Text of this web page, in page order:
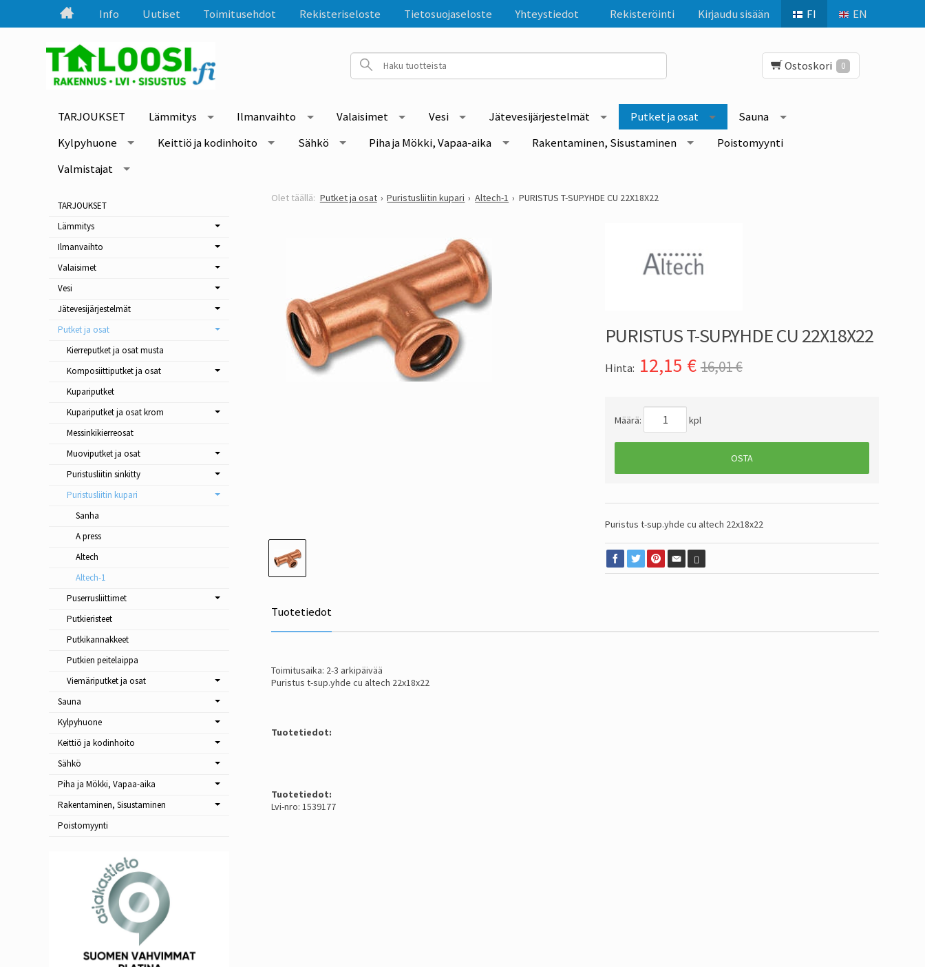
FI EN
Rekisteröinti Kirjaudu sisään
Info Uutiset Toimitusehdot Rekisteriseloste Tietosuojaseloste Yhteystiedot
Ostoskori 0
TARJOUKSET Lämmitys Ilmanvaihto Valaisimet Vesi Jätevesijärjestelmät Putket ja osat
Sauna
Kylpyhuone
Keittiö ja kodinhoito Sähkö Piha ja Mökki, Vapaa-aika Rakentaminen, Sisustaminen
Poistomyynti
Valmistajat
Putket ja osat Puristusliitin kupari Altech-1 PURISTUS T-SUP.YHDE CU 22X18X22
PURISTUS T-SUP.YHDE CU 22X18X22
Hinta: 12,15 € 16,01 €
Määrä: kpl
OSTA
Puristus t-sup.yhde cu altech 22x18x22
Tuotetiedot
Toimitusaika: 2-3 arkipäivää
Puristus t-sup.yhde cu altech 22x18x22
Tuotetiedot:
Tuotetiedot:
Lvi-nro: 1539177
TARJOUKSET
Lämmitys
Ilmanvaihto
Valaisimet
Vesi
Jätevesijärjestelmät
Putket ja osat
Kierreputket ja osat musta
Komposiittiputket ja osat
Kupariputket
Kupariputket ja osat krom
Messinkikierreosat
Muoviputket ja osat
Puristusliitin sinkitty
Puristusliitin kupari
Sanha
A press
Altech
Altech-1
Puserrusliittimet
Putkieristeet
Putkikannakkeet
Putkien peitelaippa
Viemäriputket ja osat
Sauna
Kylpyhuone
Keittiö ja kodinhoito
Sähkö
Piha ja Mökki, Vapaa-aika
Rakentaminen, Sisustaminen
Poistomyynti